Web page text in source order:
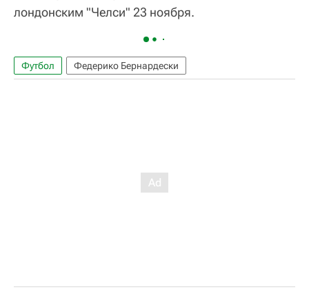
лондонским "Челси" 23 ноября.
Футбол Федерико Бернардески